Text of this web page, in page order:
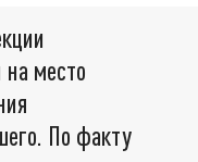
место
По факту